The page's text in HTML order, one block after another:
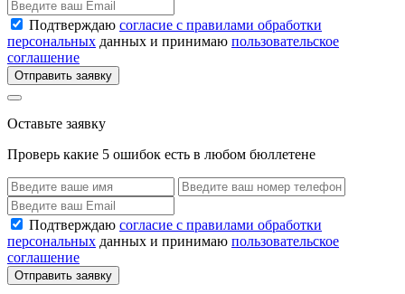
Подтверждаю согласие с правилами обработки
персональных данных и принимаю пользовательское
соглашение
Отправить заявку
Оставьте заявку
Проверь какие 5 ошибок есть в любом бюллетене
Подтверждаю согласие с правилами обработки
персональных данных и принимаю пользовательское
соглашение
Отправить заявку